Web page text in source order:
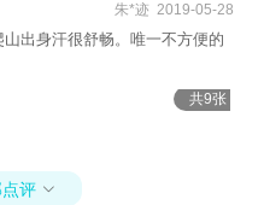
朱*迹 2019-05-28
出身汗很舒畅。唯一不方便的
共9张
评 